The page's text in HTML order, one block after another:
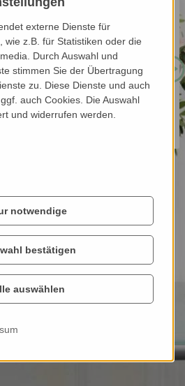
in unserer Praxis für
begrüßen zu
externe Dienste für
wie z.B. für Statistiken oder die
Durch Auswahl und
stimmen Sie der Übertragung
zu. Diese Dienste und auch
auch Cookies. Die Auswahl
und widerrufen werden.
notwendige
bestätigen
auswählen